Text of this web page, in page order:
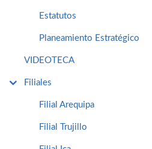
Estatutos
Planeamiento Estratégico
VIDEOTECA
Filiales
Filial Arequipa
Filial Trujillo